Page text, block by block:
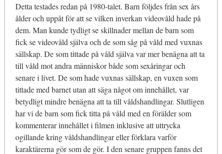
Detta testades redan på 1980-talet. Barn följdes från sex års
ålder och uppåt för att se vilken inverkan videovåld hade på
dem. Man kunde tydligt se skillnader mellan de barn som
fick se videovåld själva och de som såg på våld med vuxnas
sällskap. De som tittade på våld själva var mer benägna att ta
till våld mot andra människor både som sexåringar och
senare i livet. De som hade vuxnas sällskap, en vuxen som
tittade med barnet utan att säga något om innehållet, var
betydligt mindre benägna att ta till våldshandlingar. Slutligen
har vi de barn som fick titta på våld med en förälder som
kommenterar innehållet i filmen inklusive att uttrycka
ogillande kring våldshandlingar eller förklara varför
karaktärerna gör som de gör. I den senare gruppen fanns det